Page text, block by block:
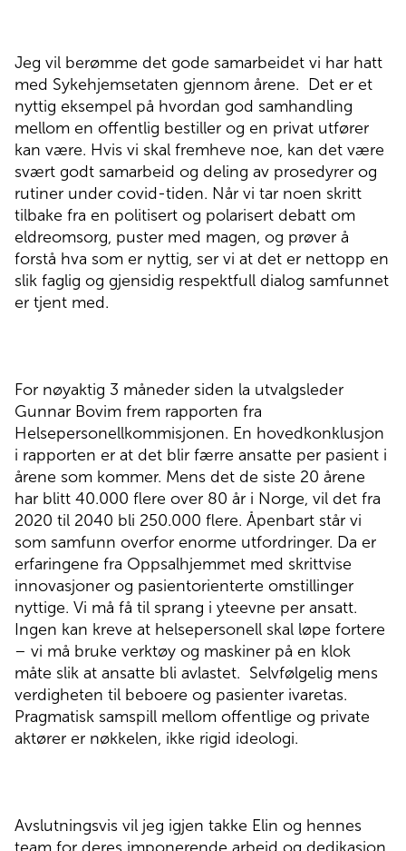
Jeg vil berømme det gode samarbeidet vi har hatt
med Sykehjemsetaten gjennom årene. Det er et
nyttig eksempel på hvordan god samhandling
mellom en offentlig bestiller og en privat utfører
kan være. Hvis vi skal fremheve noe, kan det være
svært godt samarbeid og deling av prosedyrer og
rutiner under covid-tiden. Når vi tar noen skritt
tilbake fra en politisert og polarisert debatt om
eldreomsorg, puster med magen, og prøver å
forstå hva som er nyttig, ser vi at det er nettopp en
slik faglig og gjensidig respektfull dialog samfunnet
er tjent med.
For nøyaktig 3 måneder siden la utvalgsleder
Gunnar Bovim frem rapporten fra
Helsepersonellkommisjonen. En hovedkonklusjon
i rapporten er at det blir færre ansatte per pasient i
årene som kommer. Mens det de siste 20 årene
har blitt 40.000 flere over 80 år i Norge, vil det fra
2020 til 2040 bli 250.000 flere. Åpenbart står vi
som samfunn overfor enorme utfordringer. Da er
erfaringene fra Oppsalhjemmet med skrittvise
innovasjoner og pasientorienterte omstillinger
nyttige. Vi må få til sprang i yteevne per ansatt.
Ingen kan kreve at helsepersonell skal løpe fortere
– vi må bruke verktøy og maskiner på en klok
måte slik at ansatte bli avlastet. Selvfølgelig mens
verdigheten til beboere og pasienter ivaretas.
Pragmatisk samspill mellom offentlige og private
aktører er nøkkelen, ikke rigid ideologi.
Avslutningsvis vil jeg igjen takke Elin og hennes
team for deres imponerende arbeid og dedikasjon